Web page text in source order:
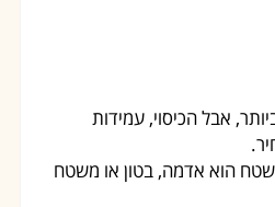
אבל הכיסוי, עמידות
הוא אדמה, בטון או משטח